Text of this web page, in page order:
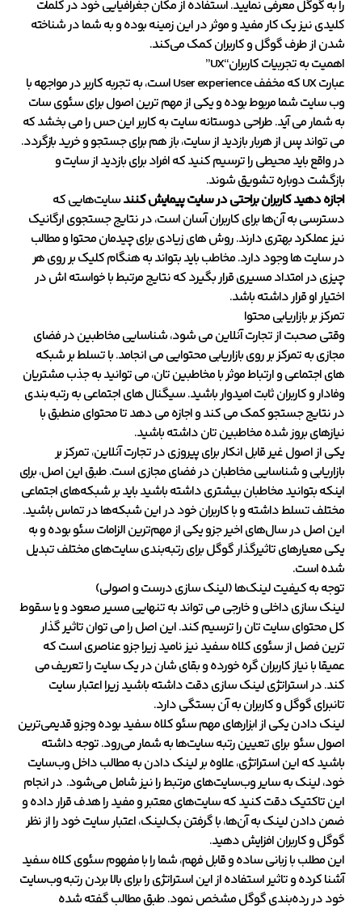
را به گوگل معرفی نمایید. استفاده از مکان جغرافیایی خود در کلمات
کلیدی نیز یک کار مفید و موثر در این زمینه بوده و به شما در شناخته
شدن از طرف گوگل و کاربران کمک می‌کند.
اهمیت به تجربیات کاربران“UX”
عبارت UX که مخفف User experience است، به تجربه کاربر در مواجهه با
وب سایت شما مربوط بوده و یکی از مهم ترین اصول برای سئوی سات
به شمار می آید. طراحی دوستانه سایت به کاربر این حس را می بخشد که
می تواند پس از هربار بازدید از سایت، باز هم برای جستجو و خرید بازگردد.
در واقع باید محیطی را ترسیم کنید که افراد برای بازدید از سایت و
بازگشت دوباره تشویق شوند.
اجازه دهید کاربران براحتی در سایت پیمایش کنندسایت‌هایی که
دسترسی به آن‌ها برای کاربران آسان است، در نتایج جستجوی ارگانیک
نیز عملکرد بهتری دارند. روش های زیادی برای چیدمان محتوا و مطالب
در سایت ها وجود دارد. مخاطب باید بتواند به هنگام کلیک بر روی هر
چیزی در امتداد مسیری قرار بگیرد که نتایج مرتبط با خواسته اش در
اختیار او قرار داشته باشد.
تمرکز بر بازاریابی محتوا
وقتی صحبت از تجارت آنلاین می شود، شناسایی مخاطبین در فضای
مجازی به تمرکز بر روی بازاریابی محتوایی می انجامد. با تسلط بر شبکه
های اجتماعی و ارتباط موثر با مخاطبین تان، می توانید به جذب مشتریان
وفادار و کاربران ثابت امیدوار باشید. سیگنال های اجتماعی به رتبه بندی
در نتایج جستجو کمک می کند و اجازه می دهد تا محتوای منطبق با
نیازهای بروز شده مخاطبین تان داشته باشید.
یکی از اصول غیر قابل انکار برای پیروزی در تجارت آنلاین، تمرکز بر
بازاریابی و شناسایی مخاطبان در فضای مجازی است. طبق این اصل، برای
اینکه بتوانید مخاطبان بیشتری داشته باشید باید بر شبکه‌های اجتماعی
مختلف تسلط داشته و با کاربران خود در این شبکه‌ها در تماس باشید.
این اصل در سال‌های اخیر جزو یکی از مهم‌ترین الزامات سئو بوده و به
یکی معیارهای تاثیرگذار گوگل برای رتبه‌بندی سایت‌های مختلف تبدیل
شده است.
توجه به کیفیت لینک‌ها (لینک سازی درست و اصولی)
لینک سازی داخلی و خارجی می تواند به تنهایی مسیر صعود و یا سقوط
کل محتوای سایت تان را ترسیم کند. این اصل را می توان تاثیر گذار
ترین فصل از سئوی کلاه سفید نیز نامید زیرا جزو عناصری است که
عمیقا با نیاز کاربران گره خورده و بقای شان در یک سایت را تعریف می
کند. در استراتژی لینک سازی دقت داشته باشید زیرا اعتبار سایت
تانبرای گوگل و کاربران به آن بستگی دارد.
لینک دادن یکی از ابزارهای مهم سئو کلاه سفید بوده وجزو قدیمی‌ترین
اصول سئو برای تعیین رتبه سایت‌ها به شمار می‌رود. توجه داشته
باشید که این استراتژی، علاوه بر لینک دادن به مطالب داخل وب‌سایت
خود، لینک به سایر وب‌سایت‌های مرتبط را نیز شامل می‌شود. در انجام
این تاکتیک دقت کنید که سایت‌های معتبر و مفید را هدف قرار داده و
ضمن دادن لینک به آن‌ها، با گرفتن بک‌لینک، اعتبار سایت خود را از نظر
گوگل و کاربران افزایش دهید.
این مطلب با زبانی ساده و قابل فهم، شما را با مفهوم سئوی کلاه سفید
آشنا کرده و تاثیر استفاده از این استراتژی را برای بالا بردن رتبه وب‌سایت
خود در رده‌بندی گوگل مشخص نمود. طبق مطالب گفته شده